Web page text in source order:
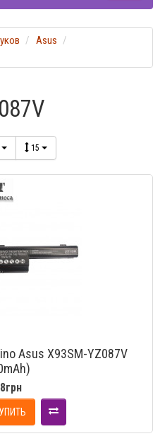
Asus
15
Asus X93SM-YZ087V